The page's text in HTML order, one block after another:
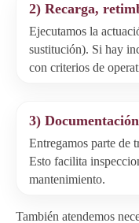
2) Recarga,
Ejecutamos la
sustitución). Si hay
con criterios de
3)
Entregamos parte de
Esto facilita
mantenimiento.
También atendemos